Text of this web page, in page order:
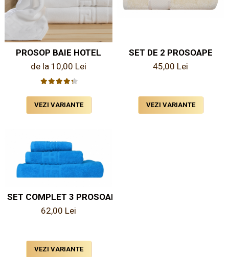
Pritectii saltele Matlasate
Cearsafuri si Fete de Perne
Fete de masa
PROSOP BAIE HOTEL
de la 10,00 Lei
VEZI VARIANTE
SET DE 2 PROSOAPE
45,00 Lei
VEZI VARIANTE
SET COMPLET 3 PROSOAPE
62,00 Lei
VEZI VARIANTE